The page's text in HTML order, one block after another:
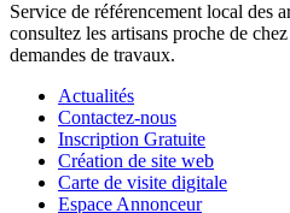
Service de référencement local des
consultez les artisans proche de
demandes de travaux.
Actualités
Contactez-nous
Inscription Gratuite
Création de site web
Carte de visite digitale
Espace Annonceur